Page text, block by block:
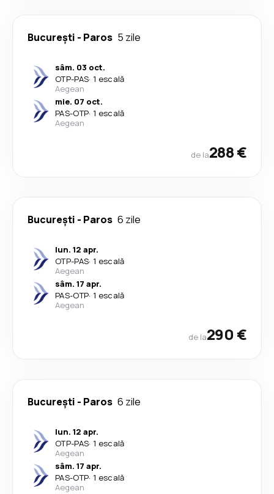
București - Paros 5 zile
sâm. 03 oct.
OTP-PAS· 1 escală
Aegean
mie. 07 oct.
PAS-OTP· 1 escală
Aegean
de la288 €
București - Paros 6 zile
lun. 12 apr.
OTP-PAS· 1 escală
Aegean
sâm. 17 apr.
PAS-OTP· 1 escală
Aegean
de la290 €
București - Paros 6 zile
lun. 12 apr.
OTP-PAS· 1 escală
Aegean
sâm. 17 apr.
PAS-OTP· 1 escală
Aegean